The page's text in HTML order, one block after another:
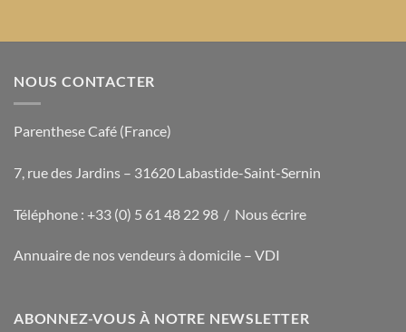
NOUS CONTACTER
Parenthese Café (France)
7, rue des Jardins – 31620 Labastide-Saint-Sernin
Téléphone : +33 (0) 5 61 48 22 98 / Nous écrire
Annuaire de nos vendeurs à domicile – VDI
ABONNEZ-VOUS À NOTRE NEWSLETTER